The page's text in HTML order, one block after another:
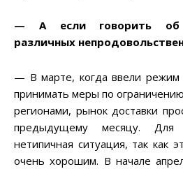
— А если говорить об
различных
— В марте, когда ввели режим
принимать меры по
регионами, рынок доставки
предыдущему месяцу.
нетипичная ситуация, так как
очень хорошим. В начале